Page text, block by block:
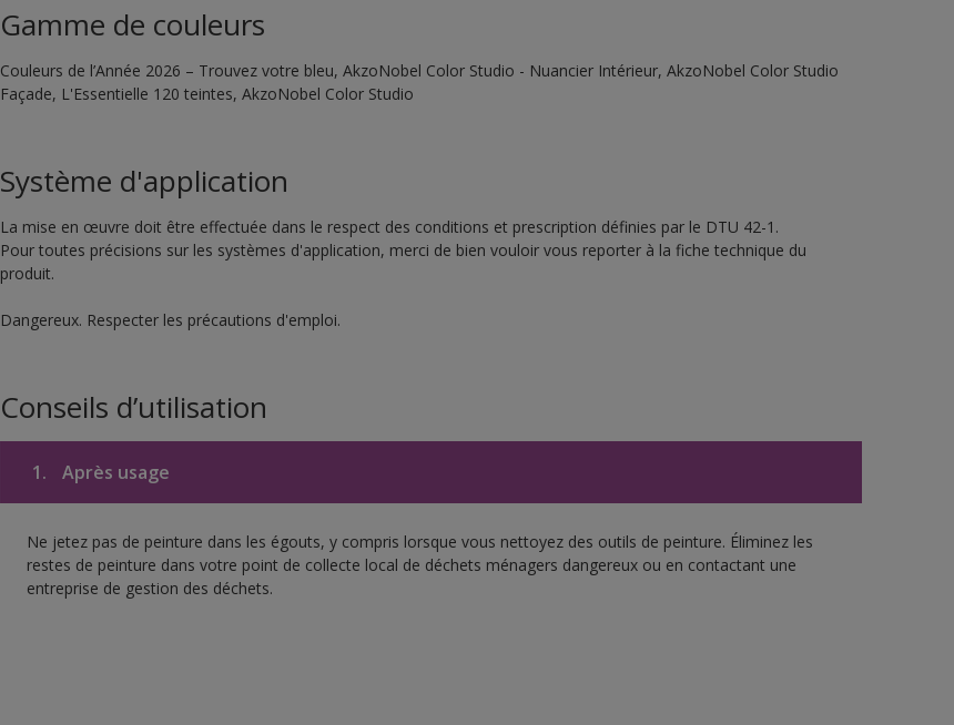
Gamme de couleurs
Couleurs de l’Année 2026 – Trouvez votre bleu, AkzoNobel Color Studio - Nuancier Intérieur, AkzoNobel Color Studio
Façade, L'Essentielle 120 teintes, AkzoNobel Color Studio
Système d'application
La mise en œuvre doit être effectuée dans le respect des conditions et prescription définies par le DTU 42-1.
Pour toutes précisions sur les systèmes d'application, merci de bien vouloir vous reporter à la fiche technique du
produit.
Dangereux. Respecter les précautions d'emploi.
Conseils d’utilisation
1. Après usage
Ne jetez pas de peinture dans les égouts, y compris lorsque vous nettoyez des outils de peinture. Éliminez les
restes de peinture dans votre point de collecte local de déchets ménagers dangereux ou en contactant une
entreprise de gestion des déchets.